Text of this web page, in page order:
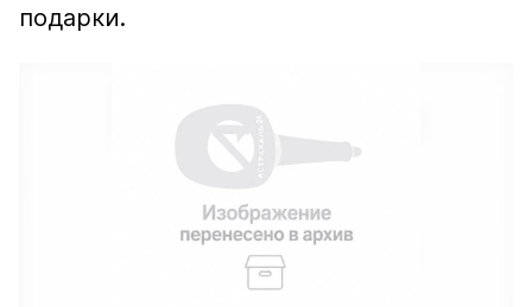
подарки.